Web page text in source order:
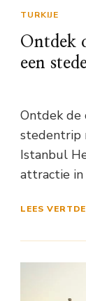
TURKIJE
Ontdek
een
Ontdek de
stedentrip
Istanbul
attractie in
LEES